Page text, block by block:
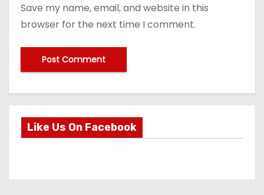
Save my name, email, and website in this
browser for the next time I comment.
Like Us On Facebook